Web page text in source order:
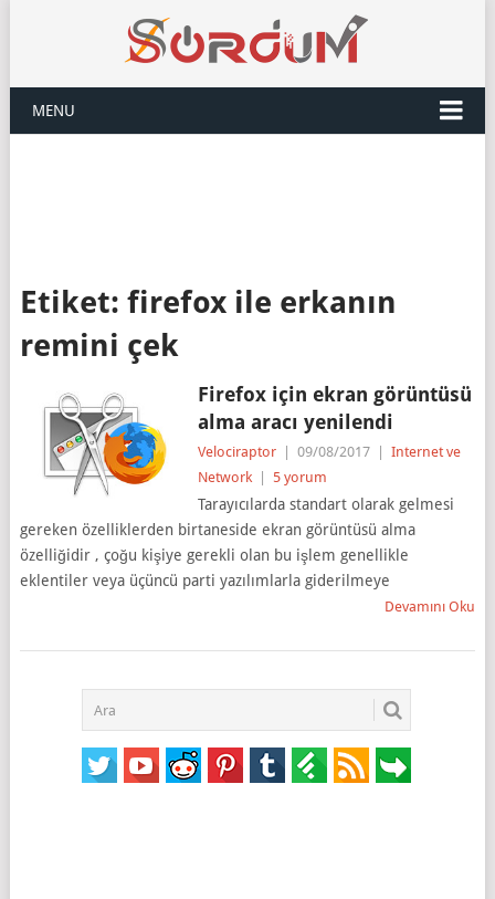
MENU
Etiket: firefox ile erkanın
remini çek
Firefox için ekran görüntüsü
alma aracı yenilendi
Velociraptor 09/08/2017
Internet ve
Network
5 yorum
Tarayıcılarda standart olarak gelmesi
gereken özelliklerden birtaneside ekran görüntüsü alma
özelliğidir , çoğu kişiye gerekli olan bu işlem genellikle
eklentiler veya üçüncü parti yazılımlarla giderilmeye
Devamını Oku